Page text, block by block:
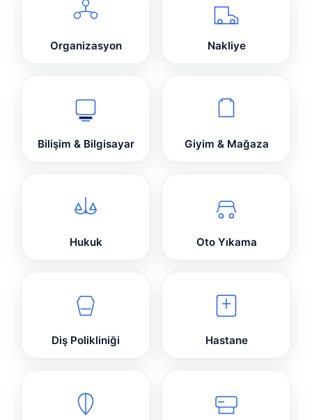
Organizasyon Nakliye
Bilişim & Bilgisayar Giyim & Mağaza
Hukuk Oto Yıkama
Diş Polikliniği Hastane